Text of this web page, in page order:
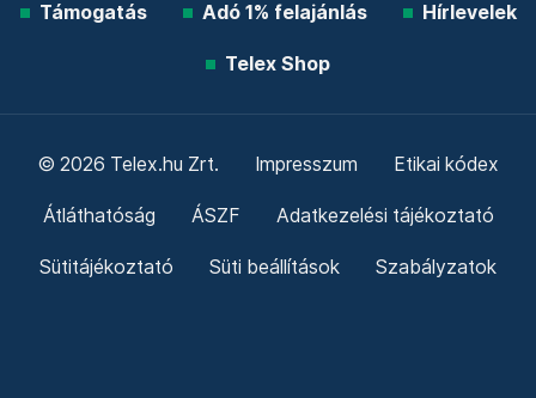
Támogatás Adó 1% felajánlás Hírlevelek
Telex Shop
© 2026 Telex.hu Zrt. Impresszum Etikai kódex
Átláthatóság ÁSZF Adatkezelési tájékoztató
Sütitájékoztató Süti beállítások Szabályzatok